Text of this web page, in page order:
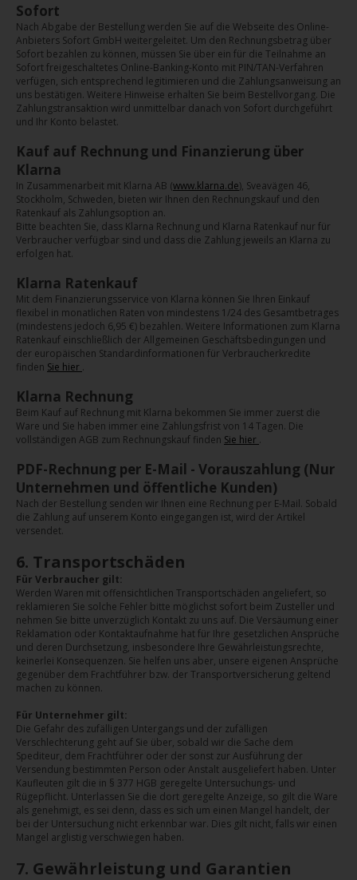
Sofort
Nach Abgabe der Bestellung werden Sie auf die Webseite des Online-
Anbieters Sofort GmbH weitergeleitet. Um den Rechnungsbetrag über
Sofort bezahlen zu können, müssen Sie über ein für die Teilnahme an
Sofort freigeschaltetes Online-Banking-Konto mit PIN/TAN-Verfahren
verfügen, sich entsprechend legitimieren und die Zahlungsanweisung an
uns bestätigen. Weitere Hinweise erhalten Sie beim Bestellvorgang. Die
Zahlungstransaktion wird unmittelbar danach von Sofort durchgeführt
und Ihr Konto belastet.
Kauf auf Rechnung und Finanzierung über
Klarna
In Zusammenarbeit mit Klarna AB (www.klarna.de), Sveavägen 46,
Stockholm, Schweden, bieten wir Ihnen den Rechnungskauf und den
Ratenkauf als Zahlungsoption an.
Bitte beachten Sie, dass Klarna Rechnung und Klarna Ratenkauf nur für
Verbraucher verfügbar sind und dass die Zahlung jeweils an Klarna zu
erfolgen hat.
Klarna Ratenkauf
Mit dem Finanzierungsservice von Klarna können Sie Ihren Einkauf
flexibel in monatlichen Raten von mindestens 1/24 des Gesamtbetrages
(mindestens jedoch 6,95 €) bezahlen. Weitere Informationen zum Klarna
Ratenkauf einschließlich der Allgemeinen Geschäftsbedingungen und
der europäischen Standardinformationen für Verbraucherkredite
finden Sie hier .
Klarna Rechnung
Beim Kauf auf Rechnung mit Klarna bekommen Sie immer zuerst die
Ware und Sie haben immer eine Zahlungsfrist von 14 Tagen. Die
vollständigen AGB zum Rechnungskauf finden Sie hier .
PDF-Rechnung per E-Mail - Vorauszahlung (Nur
Unternehmen und öffentliche Kunden)
Nach der Bestellung senden wir Ihnen eine Rechnung per E-Mail. Sobald
die Zahlung auf unserem Konto eingegangen ist, wird der Artikel
versendet.
6. Transportschäden
Für Verbraucher gilt:
Werden Waren mit offensichtlichen Transportschäden angeliefert, so
reklamieren Sie solche Fehler bitte möglichst sofort beim Zusteller und
nehmen Sie bitte unverzüglich Kontakt zu uns auf. Die Versäumung einer
Reklamation oder Kontaktaufnahme hat für Ihre gesetzlichen Ansprüche
und deren Durchsetzung, insbesondere Ihre Gewährleistungsrechte,
keinerlei Konsequenzen. Sie helfen uns aber, unsere eigenen Ansprüche
gegenüber dem Frachtführer bzw. der Transportversicherung geltend
machen zu können.
Für Unternehmer gilt:
Die Gefahr des zufälligen Untergangs und der zufälligen
Verschlechterung geht auf Sie über, sobald wir die Sache dem
Spediteur, dem Frachtführer oder der sonst zur Ausführung der
Versendung bestimmten Person oder Anstalt ausgeliefert haben. Unter
Kaufleuten gilt die in § 377 HGB geregelte Untersuchungs- und
Rügepflicht. Unterlassen Sie die dort geregelte Anzeige, so gilt die Ware
als genehmigt, es sei denn, dass es sich um einen Mangel handelt, der
bei der Untersuchung nicht erkennbar war. Dies gilt nicht, falls wir einen
Mangel arglistig verschwiegen haben.
7. Gewährleistung und Garantien